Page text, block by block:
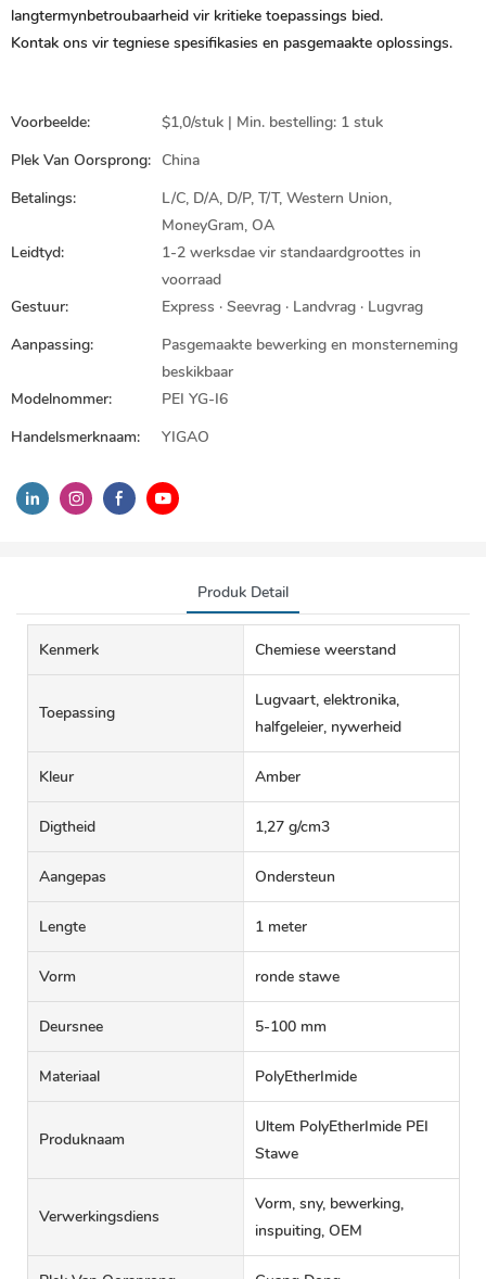
langtermynbetroubaarheid vir kritieke toepassings bied.
Kontak ons ​​vir tegniese spesifikasies en pasgemaakte oplossings.
Voorbeelde:
$1,0/stuk | Min. bestelling: 1 stuk
Plek Van Oorsprong: China
Betalings:
L/C, D/A, D/P, T/T, Western Union,
MoneyGram, OA
Leidtyd:
1-2 werksdae vir standaardgroottes in
voorraad
Gestuur:
Express · Seevrag · Landvrag · Lugvrag
Aanpassing:
Pasgemaakte bewerking en monsterneming
beskikbaar
Modelnommer:
PEI YG-I6
Handelsmerknaam:
YIGAO
Produk Detail
Kenmerk Chemiese weerstand
Toepassing
Lugvaart, elektronika,
halfgeleier, nywerheid
Kleur Amber
Digtheid 1,27 g/cm3
Aangepas Ondersteun
Lengte 1 meter
Vorm ronde stawe
Deursnee 5-100 mm
Materiaal PolyEtherImide
Produknaam
Ultem PolyEtherImide PEI
Stawe
Verwerkingsdiens
Vorm, sny, bewerking,
inspuiting, OEM